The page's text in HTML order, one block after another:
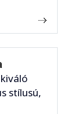
stílusú,